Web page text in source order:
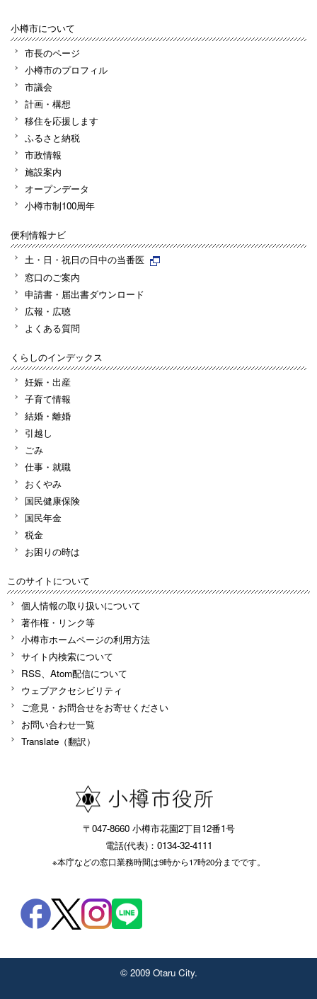
小樽市について
市長のページ
小樽市のプロフィル
市議会
計画・構想
移住を応援します
ふるさと納税
市政情報
施設案内
オープンデータ
小樽市制100周年
便利情報ナビ
土・日・祝日の日中の当番医
窓口のご案内
申請書・届出書ダウンロード
広報・広聴
よくある質問
くらしのインデックス
妊娠・出産
子育て情報
結婚・離婚
引越し
ごみ
仕事・就職
おくやみ
国民健康保険
国民年金
税金
お困りの時は
このサイトについて
個人情報の取り扱いについて
著作権・リンク等
小樽市ホームページの利用方法
サイト内検索について
RSS、Atom配信について
ウェブアクセシビリティ
ご意見・お問合せをお寄せください
お問い合わせ一覧
Translate（翻訳）
〒047-8660 小樽市花園2丁目12番1号
電話(代表)：0134-32-4111
※本庁などの窓口業務時間は9時から17時20分までです。
© 2009 Otaru City.